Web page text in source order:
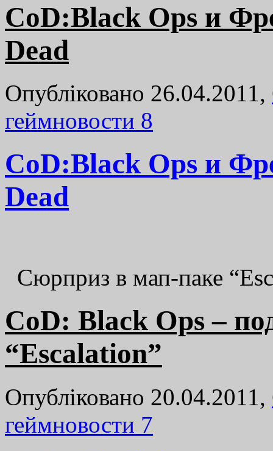
CoD:Black Ops и
Dead
Опубліковано 26.04.2011,
геймновости 8
CoD:Black Ops и
Dead
Сюрприз в мап-паке
CoD: Black Ops –
“Escalation”
Опубліковано 20.04.2011,
геймновости 7